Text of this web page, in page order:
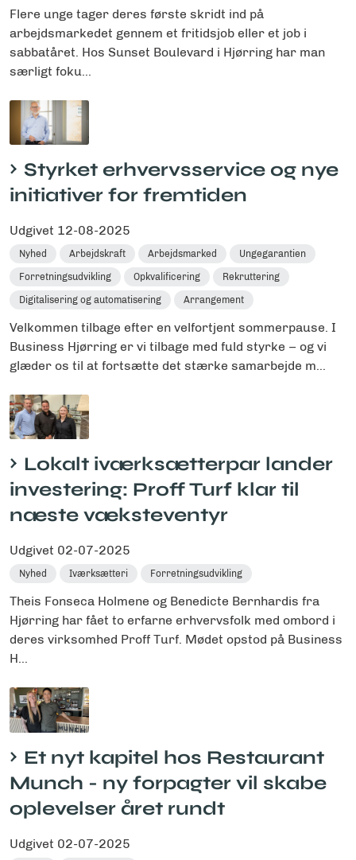
Flere unge tager deres første skridt ind på
arbejdsmarkedet gennem et fritidsjob eller et job i
sabbatåret. Hos Sunset Boulevard i Hjørring har man
særligt foku...
Styrket erhvervsservice og nye
initiativer for fremtiden
Udgivet 12-08-2025
Nyhed Arbejdskraft Arbejdsmarked Ungegarantien
Forretningsudvikling Opkvalificering Rekruttering
Digitalisering og automatisering Arrangement
Velkommen tilbage efter en velfortjent sommerpause. I
Business Hjørring er vi tilbage med fuld styrke – og vi
glæder os til at fortsætte det stærke samarbejde m...
Lokalt iværksætterpar lander
investering: Proff Turf klar til
næste væksteventyr
Udgivet 02-07-2025
Nyhed Iværksætteri Forretningsudvikling
Theis Fonseca Holmene og Benedicte Bernhardis fra
Hjørring har fået to erfarne erhvervsfolk med ombord i
deres virksomhed Proff Turf. Mødet opstod på Business
H...
Et nyt kapitel hos Restaurant
Munch - ny forpagter vil skabe
oplevelser året rundt
Udgivet 02-07-2025